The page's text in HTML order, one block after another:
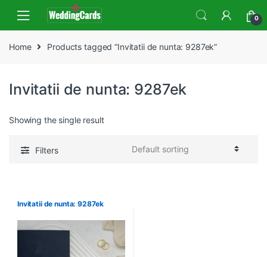
navigation
content
0
Home Products tagged “Invitatii de nunta: 9287ek”
Invitatii de nunta: 9287ek
Showing the single result
Filters
Invitatii de nunta: 9287ek